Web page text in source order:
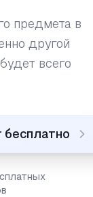
предмета в
другой
всего
бесплатно